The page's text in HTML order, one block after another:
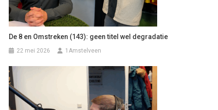
De 8 en Omstreken (143): geen titel wel degradatie
22 mei 2026 1Amstelveen